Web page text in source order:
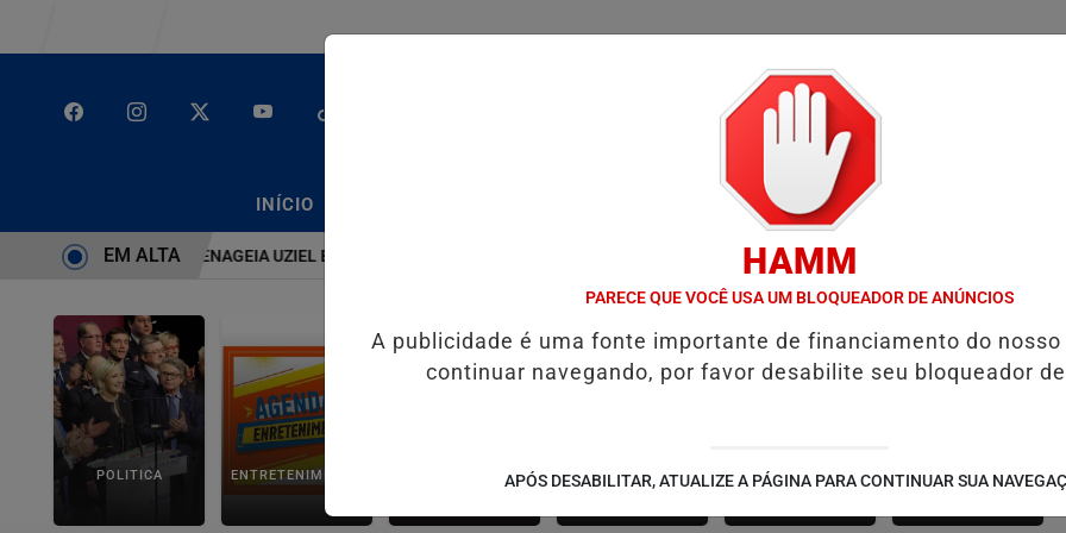
INÍCIO COLUNAS / EMPREGOS
É BRUTO” HOMENAGEIA UZIEL BUENO NO TERRAÇO MINEIRO NA RESENHA DA DZR: MARCELE DESIRÉE ENTREVISTA FÃS
EM ALTA
POLITICA ENTRETENIMENTO SALVADOR AQUI! SÃO JOÃO 2.6
NOTÍCIAS
FUTEBOL
HAMM
PARECE QUE VOCÊ USA UM BLOQUEADOR DE ANÚNCIOS
A publicidade é uma fonte importante de financiamento do nosso
continuar navegando, por favor desabilite seu bloqueador
APÓS DESABILITAR, ATUALIZE A PÁGINA PARA CONTINUAR SUA